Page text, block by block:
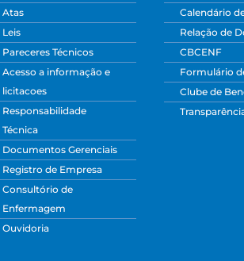
Atas
Leis
Pareceres Técnicos
Acesso a informação e
licitacoes
Responsabilidade
Técnica
Documentos Gerenciais
Registro de Empresa
Consultório de
Enfermagem
Ouvidoria
Calendário
Relação de
CBCENF
Formulário
Clube de